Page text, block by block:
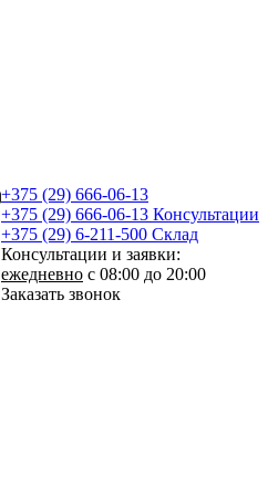
+375 (29) 666-06-13
+375 (29) 666-06-13 Консультации
+375 (29) 6-211-500 Склад
Консультации и заявки:
ежедневно с 08:00 до 20:00
Заказать звонок